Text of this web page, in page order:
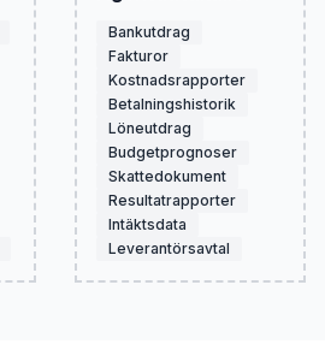
Bankutdrag
Fakturor
Kostnadsrapporter
Betalningshistorik
Löneutdrag
Budgetprognoser
Skattedokument
Resultatrapporter
Intäktsdata
Leverantörsavtal